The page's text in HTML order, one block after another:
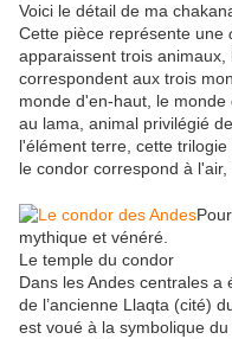
Voici le détail de ma
Cette pièce représente une
apparaissent trois
correspondent aux trois
monde d'en-haut, le
au lama, animal privilégié
l'élément terre, cette
le condor correspond à
mythique et vénéré.
Le temple du condor
Dans les Andes centrales
de l’ancienne Llaqta (cité)
est voué à la symbolique